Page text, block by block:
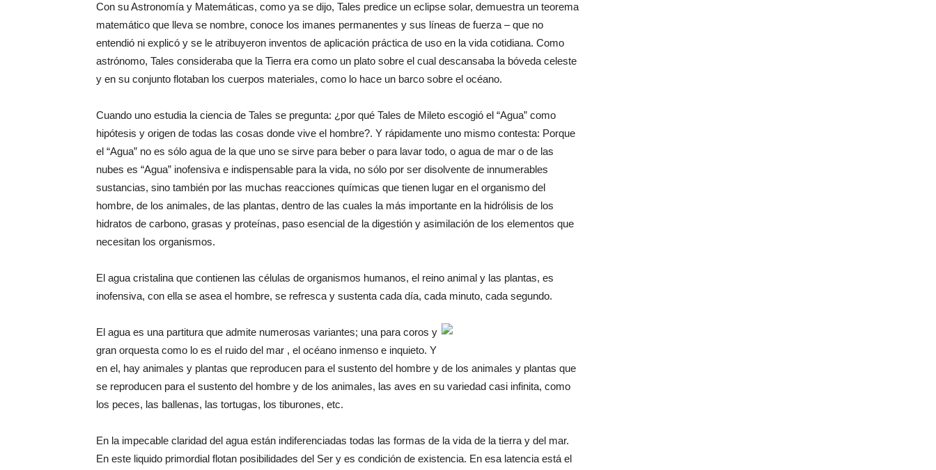
Con su Astronomía y Matemáticas, como ya se dijo, Tales predice un eclipse solar, demuestra un teorema
matemático que lleva se nombre, conoce los imanes permanentes y sus líneas de fuerza – que no
entendió ni explicó y se le atribuyeron inventos de aplicación práctica de uso en la vida cotidiana. Como
astrónomo, Tales consideraba que la Tierra era como un plato sobre el cual descansaba la bóveda celeste
y en su conjunto flotaban los cuerpos materiales, como lo hace un barco sobre el océano.
Cuando uno estudia la ciencia de Tales se pregunta: ¿por qué Tales de Mileto escogió el “Agua” como
hipótesis y origen de todas las cosas donde vive el hombre?. Y rápidamente uno mismo contesta: Porque
el “Agua” no es sólo agua de la que uno se sirve para beber o para lavar todo, o agua de mar o de las
nubes es “Agua” inofensiva e indispensable para la vida, no sólo por ser disolvente de innumerables
sustancias, sino también por las muchas reacciones químicas que tienen lugar en el organismo del
hombre, de los animales, de las plantas, dentro de las cuales la más importante en la hidrólisis de los
hidratos de carbono, grasas y proteínas, paso esencial de la digestión y asimilación de los elementos que
necesitan los organismos.
El agua cristalina que contienen las células de organismos humanos, el reino animal y las plantas, es
inofensiva, con ella se asea el hombre, se refresca y sustenta cada día, cada minuto, cada segundo.
El agua es una partitura que admite numerosas variantes; una para coros y
gran orquesta como lo es el ruido del mar , el océano inmenso e inquieto. Y
en el, hay animales y plantas que reproducen para el sustento del hombre y de los animales y plantas que
se reproducen para el sustento del hombre y de los animales, las aves en su variedad casi infinita, como
los peces, las ballenas, las tortugas, los tiburones, etc.
En la impecable claridad del agua están indiferenciadas todas las formas de la vida de la tierra y del mar.
En este liquido primordial flotan posibilidades del Ser y es condición de existencia. En esa latencia está el